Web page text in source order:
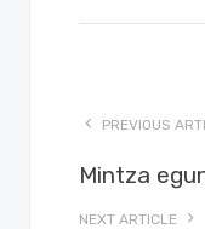
PREVIOUS
Mintza
NEXT ARTICLE